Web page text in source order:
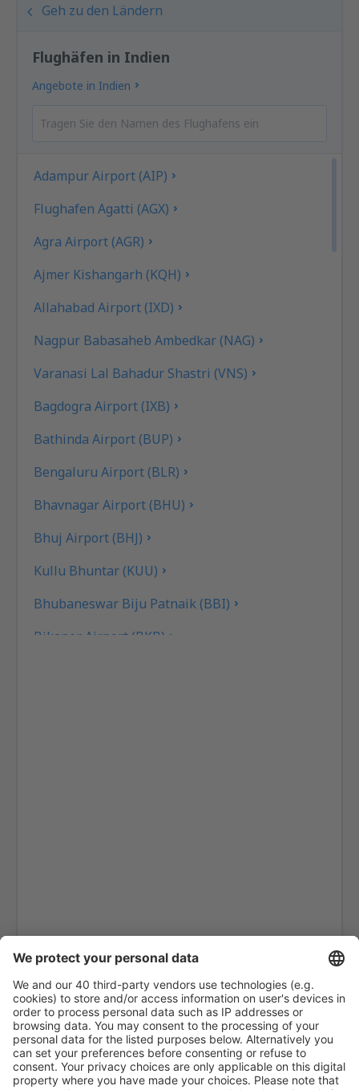
Geh zu den Ländern
Flughäfen in Indien
Angebote in Indien
Adampur Airport (AIP)
Flughafen Agatti (AGX)
Agra Airport (AGR)
Ajmer Kishangarh (KQH)
Allahabad Airport (IXD)
Nagpur Babasaheb Ambedkar (NAG)
Varanasi Lal Bahadur Shastri (VNS)
Bagdogra Airport (IXB)
Bathinda Airport (BUP)
Bengaluru Airport (BLR)
Bhavnagar Airport (BHU)
Bhuj Airport (BHJ)
Kullu Bhuntar (KUU)
Bhubaneswar Biju Patnaik (BBI)
Bikaner Airport (BKB)
Coimbatore Intl Airport (CJB)
Cuddapah Airport (CDP)
Udaipur Dabok (UDR)
Goa Dabolim (GOI)
Indore Devi Ahilyabai Holkar (IDR)